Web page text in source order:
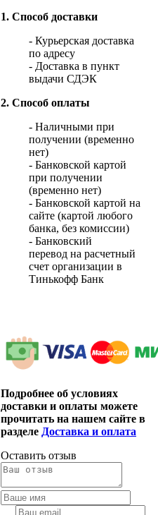
1. Способ доставки
- Курьерская доставка
по адресу
- Доставка в пункт
выдачи СДЭК
2. Способ оплаты
- Наличными при
получении (временно
нет)
- Банковской картой
при получении
(временно нет)
- Банковской картой на
сайте (картой любого
банка, без комиссии)
- Банковский
перевод на расчетный
счет организации в
Тинькофф Банк
Подробнее об условиях
доставки и оплаты можете
прочитать на нашем сайте в
разделе Доставка и оплата
Оставить отзыв